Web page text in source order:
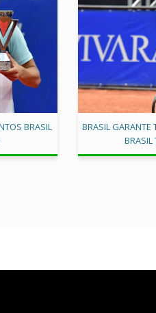
BRASIL
BRASIL GARANTE
BRASIL